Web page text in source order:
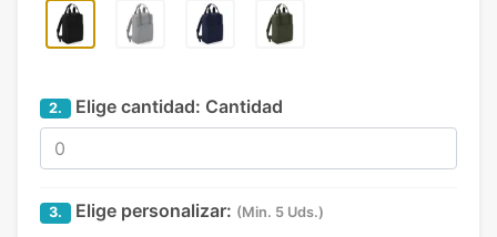
2. Elige cantidad: Cantidad
3. Elige personalizar: (Min. 5 Uds.)